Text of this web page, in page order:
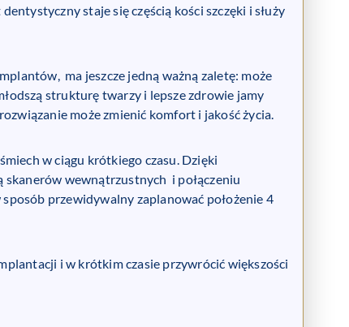
staje się częścią kości szczęki i służy
ma jeszcze jedną ważną zaletę: może
strukturę twarzy i lepsze zdrowie jamy
może zmienić komfort i jakość życia.
w ciągu krótkiego czasu. Dzięki
skanerów wewnątrzustnych i połączeniu
przewidywalny zaplanować położenie 4
i w krótkim czasie przywrócić większości